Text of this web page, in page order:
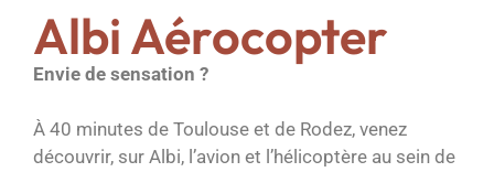
Albi Aérocopter
Envie de sensation ?
À 40 minutes de Toulouse et de Rodez, venez
découvrir, sur Albi, l’avion et l’hélicoptère au sein de